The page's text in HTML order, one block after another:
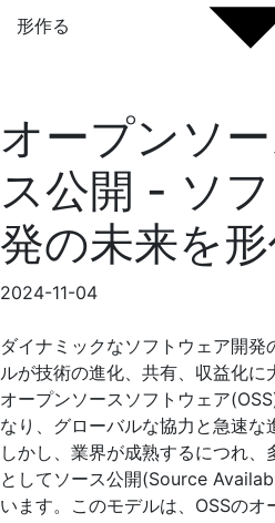
形作る
オープンソ
ス公開 - ソ
発の未来を
2024-11-04
ダイナミックなソフトウェア開
ルが技術の進化、共有、収益化に
オープンソースソフトウェア
なり、グローバルな協力と急速な
しかし、業界が成熟するにつれ
としてソース公開(Source
います。このモデルは、OSSの